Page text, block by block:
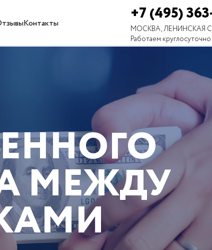
Контакты +7 (495)
МОСКВА, ЛЕНИНСКАЯ
Работаем круглосуточно
МЕЖДУ